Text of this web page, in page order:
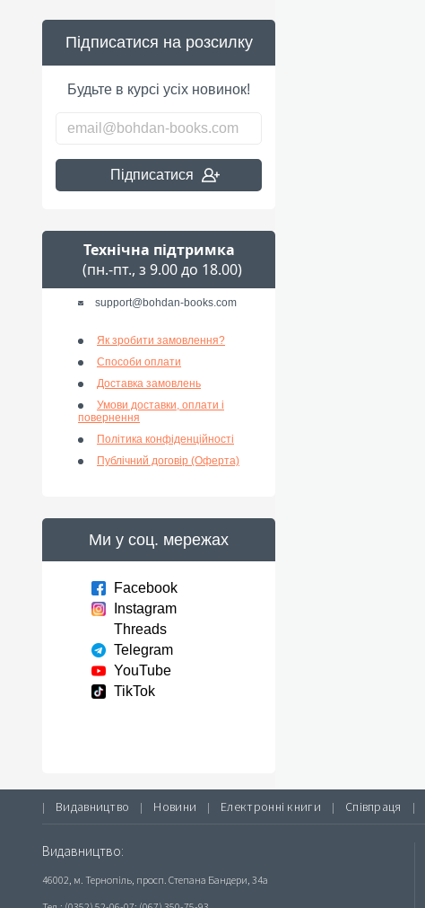
Підписатися на розсилку
Будьте в курсі усіх новинок!
Підписатися
Технічна підтримка
(пн.-пт., з 9.00 до 18.00)
support@bohdan-books.com
Як зробити замовлення?
Способи оплати
Доставка замовлень
Умови доставки, оплати і
повернення
Політика конфіденційності
Публічний договір (Оферта)
Ми у соц. мережах
Facebook
Instagram
Threads
Telegram
YouTube
TikTok
| Видавництво | Новини | Електронні книги | Співпраця |
Видавництво:
46002, м. Тернопіль, просп. Степана Бандери, 34а